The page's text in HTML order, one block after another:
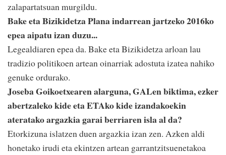
zalapartatsuan murgildu.
Bake eta Bizikidetza Plana indarrean jartzeko 2016ko
epea aipatu izan duzu...
Legealdiaren epea da. Bake eta Bizikidetza arloan lau
tradizio politikoen artean oinarriak adostuta izatea nahiko
genuke ordurako.
Joseba Goikoetxearen alarguna, GALen biktima, ezker
abertzaleko kide eta ETAko kide izandakoekin
ateratako argazkia garai berriaren isla al da?
Etorkizuna islatzen duen argazkia izan zen. Azken aldi
honetako irudi eta ekintzen artean garrantzitsuenetakoa